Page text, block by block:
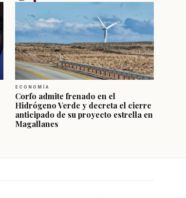
ECONOMÍA
Corfo admite frenado en el
Hidrógeno Verde y decreta el cierre
anticipado de su proyecto estrella en
Magallanes